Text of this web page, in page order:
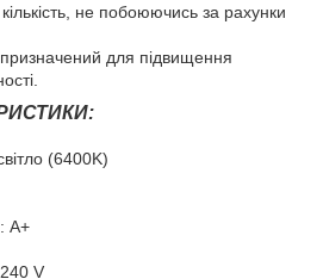
не побоюючись за рахунки
для підвищення
(6400K)
A+
V